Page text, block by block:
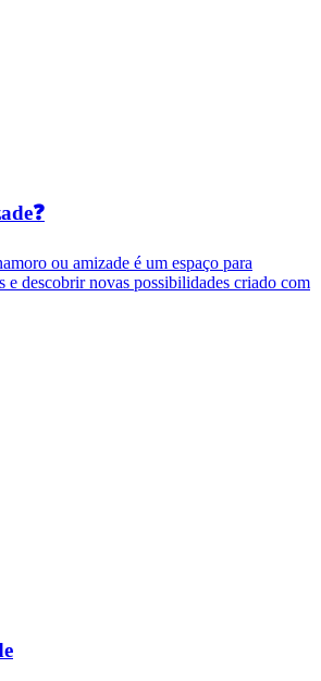
ou amizade é um espaço para
e descobrir novas possibilidades criado com